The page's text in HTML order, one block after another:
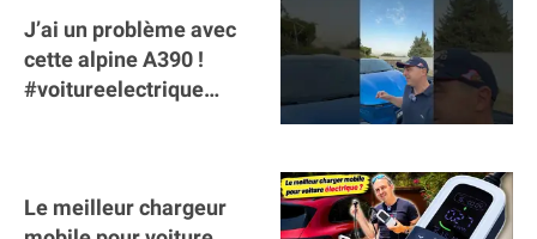
J’ai un problème avec
cette alpine A390 !
#voitureelectrique
Le meilleur chargeur